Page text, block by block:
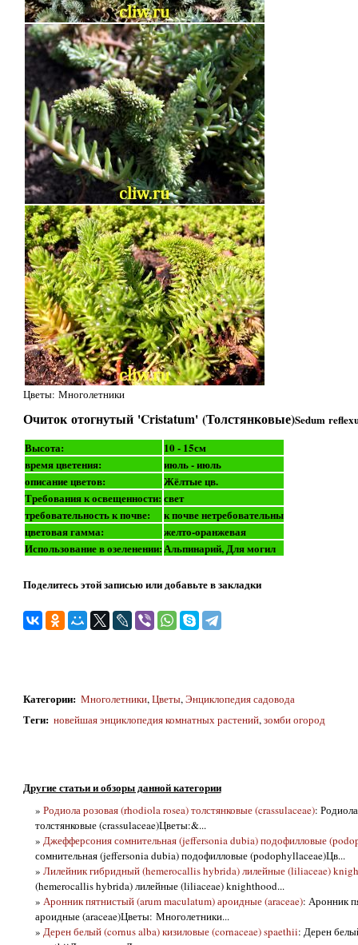
Цветы: Многолетники
Очиток отогнутый 'Cristatum' (Толстянковые)Sedum
Высота:
10 - 15см
время цветения:
июль - июль
описание цветов:
Жёлтые цв.
Требования к освещенности: свет
требовательность к почве:
к почве нетребовательны
цветовая гамма:
желто-оранжевая
Использование в озеленении:Альпинарий, Для могил
Поделитесь этой записью или добавьте в закладки
Категории: Многолетники,Цветы,Энциклопедия садовода
Теги: новейшая энциклопедия комнатных растений,зомби огород
Другие статьи и обзоры данной категории
» Родиола розовая (rhodiola rosea) толстянковые (crassulaceae):
толстянковые (crassulaceae)Цветы:&...
» Джефферсония сомнительная (jeffersonia dubia) подофилловые
сомнительная (jeffersonia dubia) подофилловые (podophyllaceae)Цв...
» Лилейник гибридный (hemerocallis hybrida) лилейные (liliaceae)
(hemerocallis hybrida) лилейные (liliaceae) knighthood...
» Аронник пятнистый (arum maculatum) ароидные (araceae): Аронник
ароидные (araceae)Цветы: Многолетники...
» Дерен белый (cornus alba) кизиловые (cornaceae) spaethii: Дерен